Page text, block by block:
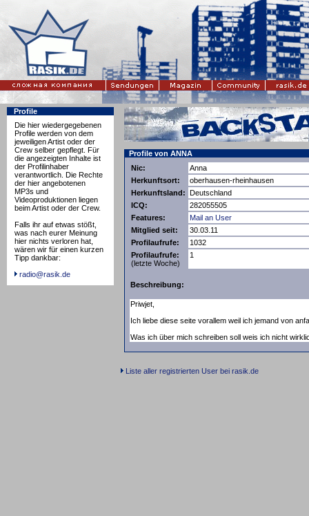
Profile
Die hier wiedergegebenen
Profile werden von dem
jeweiligen Artist oder der
Crew selber gepflegt. Für
die angezeigten Inhalte ist
der Profilinhaber
verantwortlich. Die Rechte
der hier angebotenen
MP3s und
Videoproduktionen liegen
beim Artist oder der Crew.
Falls ihr auf etwas stößt,
was nach eurer Meinung
hier nichts verloren hat,
wären wir für einen kurzen
Tipp dankbar:
radio@rasik.de
Profile von ANNA
Nic:
Anna
Herkunftsort:
oberhausen-rheinhausen
Herkunftsland: Deutschland
ICQ:
282055505
Features:
Mail an User
Mitglied seit:
30.03.11
Profilaufrufe:
1032
Profilaufrufe:
(letzte Woche)
1
Beschreibung:
Priwjet,
Ich liebe diese seite vorallem weil ich jemand von
Was ich über mich schreiben soll weis ich nicht
Liste aller registrierten User bei rasik.de